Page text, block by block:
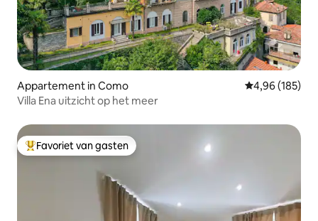
Appartement in Como Gemiddelde
4,96 (185)
Villa Ena uitzicht op het meer
Topfavoriet van gasten
Favoriet van gasten